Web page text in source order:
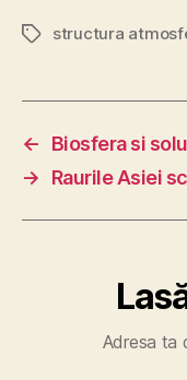
Etichetestructura
←
Biosfera si
→
Raurile Asiei
Adresa ta